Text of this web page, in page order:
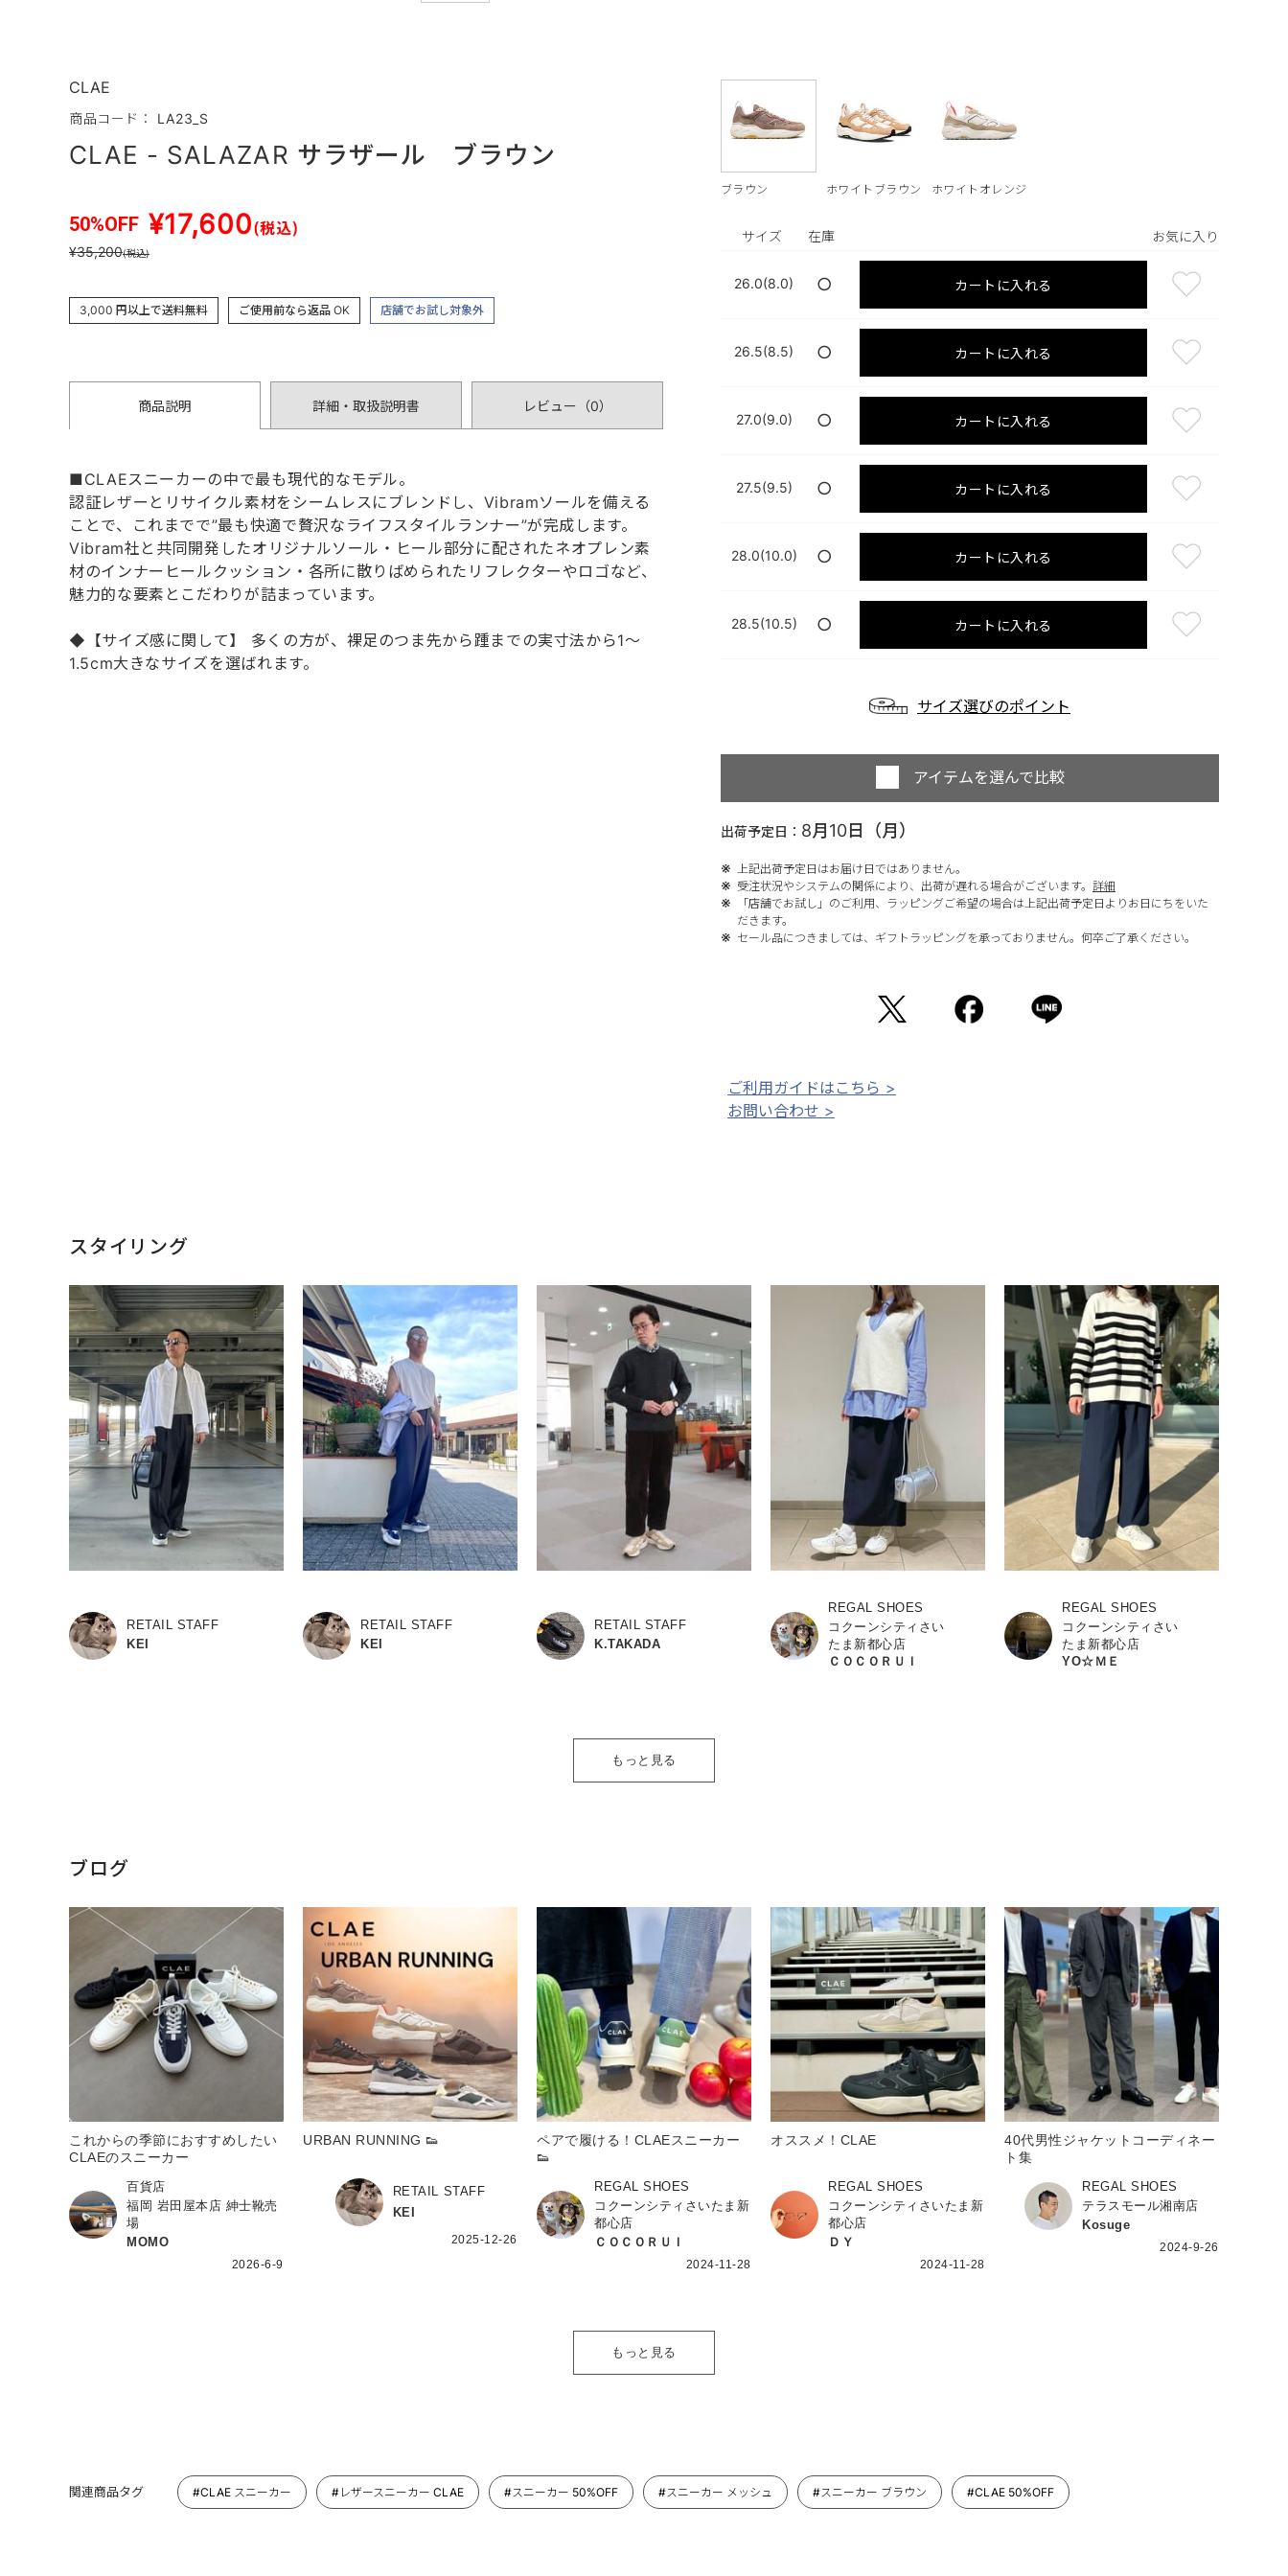
CLAE
商品コード： LA23_S
CLAE - SALAZAR サラザール ブラウン
50%OFF ¥17,600(税込)
¥35,200(税込)
3,000 円以上で送料無料 ご使用前なら返品 OK 店舗でお試し対象外
商品説明 詳細・取扱説明書 レビュー（0）
■CLAEスニーカーの中で最も現代的なモデル。
認証レザーとリサイクル素材をシームレスにブレンドし、Vibramソールを備える
ことで、これまでで”最も快適で贅沢なライフスタイルランナー”が完成します。
Vibram社と共同開発したオリジナルソール・ヒール部分に配されたネオプレン素
材のインナーヒールクッション・各所に散りばめられたリフレクターやロゴなど、
魅力的な要素とこだわりが詰まっています。
◆【サイズ感に関して】 多くの方が、裸足のつま先から踵までの実寸法から1～
1.5cm大きなサイズを選ばれます。
ブラウン ホワイトブラウン ホワイトオレンジ
サイズ 在庫 お気に入り
26.0(8.0) ○ カートに入れる
26.5(8.5) ○ カートに入れる
27.0(9.0) ○ カートに入れる
27.5(9.5) ○ カートに入れる
28.0(10.0) ○ カートに入れる
28.5(10.5) ○ カートに入れる
サイズ選びのポイント
アイテムを選んで比較
出荷予定日： 8月10日（月）
上記出荷予定日はお届け日ではありません。
受注状況やシステムの関係により、出荷が遅れる場合がございます。 詳細
「店舗でお試し」のご利用、ラッピングご希望の場合は上記出荷予定日よりお日にちをいた
だきます。
セール品につきましては、ギフトラッピングを承っておりません。何卒ご了承ください。
ご利用ガイドはこちら >
お問い合わせ >
スタイリング
RETAIL STAFF
KEI
RETAIL STAFF
KEI
RETAIL STAFF
K.TAKADA
REGAL SHOES
コクーンシティさい
たま新都心店
ＣＯＣＯＲＵＩ
REGAL SHOES
コクーンシティさい
たま新都心店
YO☆ＭＥ
もっと見る
ブログ
これからの季節におすすめしたい
CLAEのスニーカー
百貨店
福岡 岩田屋本店 紳士靴売
場
MOMO
2026-6-9
URBAN RUNNING 👟
RETAIL STAFF
KEI
2025-12-26
ペアで履ける！CLAEスニーカー
👟
REGAL SHOES
コクーンシティさいたま新
都心店
ＣＯＣＯＲＵＩ
2024-11-28
オススメ！CLAE
REGAL SHOES
コクーンシティさいたま新
都心店
ＤＹ
2024-11-28
40代男性ジャケットコーディネー
ト集
REGAL SHOES
テラスモール湘南店
Kosuge
2024-9-26
もっと見る
関連商品タグ #CLAE スニーカー #レザースニーカー CLAE #スニーカー 50%OFF #スニーカー メッシュ #スニーカー ブラウン #CLAE 50%OFF